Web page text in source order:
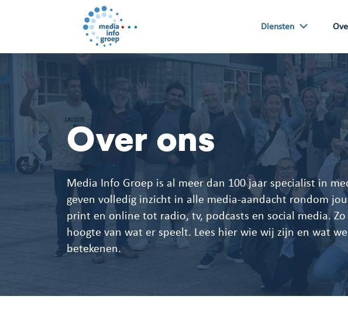
Diensten
Over ons
Media Info Groep is al meer dan 100 jaar specialist in
geven volledig inzicht in alle media-aandacht rondom
print en online tot radio, tv, podcasts en social media.
hoogte van wat er speelt. Lees hier wie wij zijn en wat
betekenen.